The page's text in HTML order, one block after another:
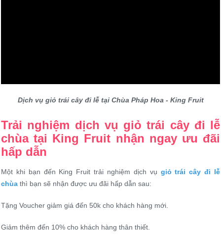
Dịch vụ giỏ trái cây đi lễ tại Chùa Pháp Hoa - King Fruit
Trải nghiệm dịch vụ giỏ trái cây đi lễ
chùa tại King Fruit nhận ngay ưu đãi
hấp dẫn
Một khi bạn đến King Fruit trải nghiệm dịch vụ giỏ trái cây đi lễ
chùa thì bạn sẽ nhận được ưu đãi hấp dẫn sau:
Tặng Voucher giảm giá đến 50k cho khách hàng mới.
Giảm thêm đến 10% cho khách hàng thân thiết.